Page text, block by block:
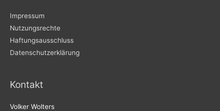
Impressum
Nutzungsrechte
Haftungsausschluss
Datenschutzerklärung
Kontakt
Volker Wolters